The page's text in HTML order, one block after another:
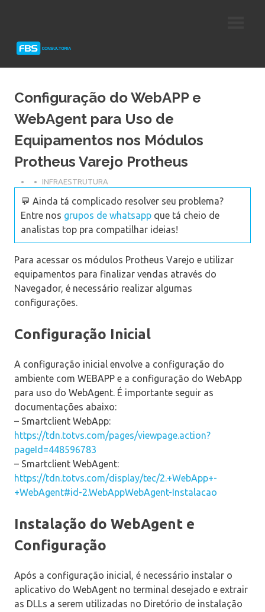
Protheus
Configuração do WebAPP e
WebAgent para Uso de
Equipamentos nos Módulos
Protheus Varejo Protheus
INFRAESTRUTURA
💬 Ainda tá complicado resolver seu problema?
Entre nos grupos de whatsapp que tá cheio de
analistas top pra compatilhar ideias!
Para acessar os módulos Protheus Varejo e utilizar
equipamentos para finalizar vendas através do
Navegador, é necessário realizar algumas
configurações.
Configuração Inicial
A configuração inicial envolve a configuração do
ambiente com WEBAPP e a configuração do WebApp
para uso do WebAgent. É importante seguir as
documentações abaixo:
– Smartclient WebApp:
https://tdn.totvs.com/pages/viewpage.action?
pageId=448596783
– Smartclient WebAgent:
https://tdn.totvs.com/display/tec/2.+WebApp+-
+WebAgent#id-2.WebAppWebAgent-Instalacao
Instalação do WebAgent e
Configuração
Após a configuração inicial, é necessário instalar o
aplicativo do WebAgent no terminal desejado e extrair
as DLLs a serem utilizadas no Diretório de instalação